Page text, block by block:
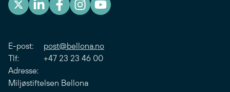
E-post: post@bellona.no
Tlf: +47 23 23 46 00
Adresse:
Miljøstiftelsen Bellona